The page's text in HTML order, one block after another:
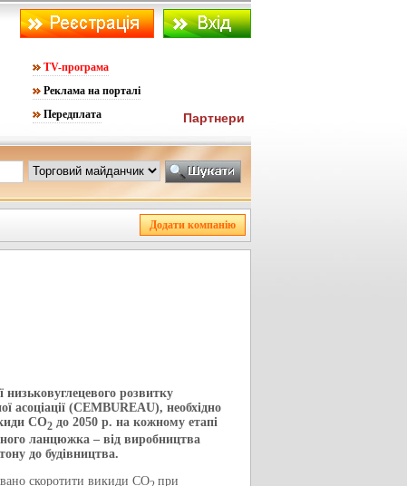
TV-програма
Реклама на порталі
Передплата
Партнери
низьковуглецевого розвитку
асоціації (CEMBUREAU), необхідно
CO2 до 2050 р. на кожному етапі
ланцюжка – від виробництва
до будівництва.
скоротити викиди CO при